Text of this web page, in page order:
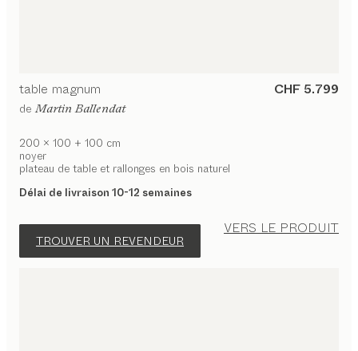
table magnum CHF 5.799
de Martin Ballendat
200 x 100 + 100 cm
noyer
plateau de table et rallonges en bois naturel
Délai de livraison 10-12 semaines
TROUVER UN REVENDEUR
VERS LE PRODUIT